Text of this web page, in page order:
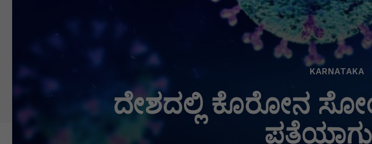
KARNATAKA
ದೇಶದಲ್ಲಿ ಕೊರೋನ